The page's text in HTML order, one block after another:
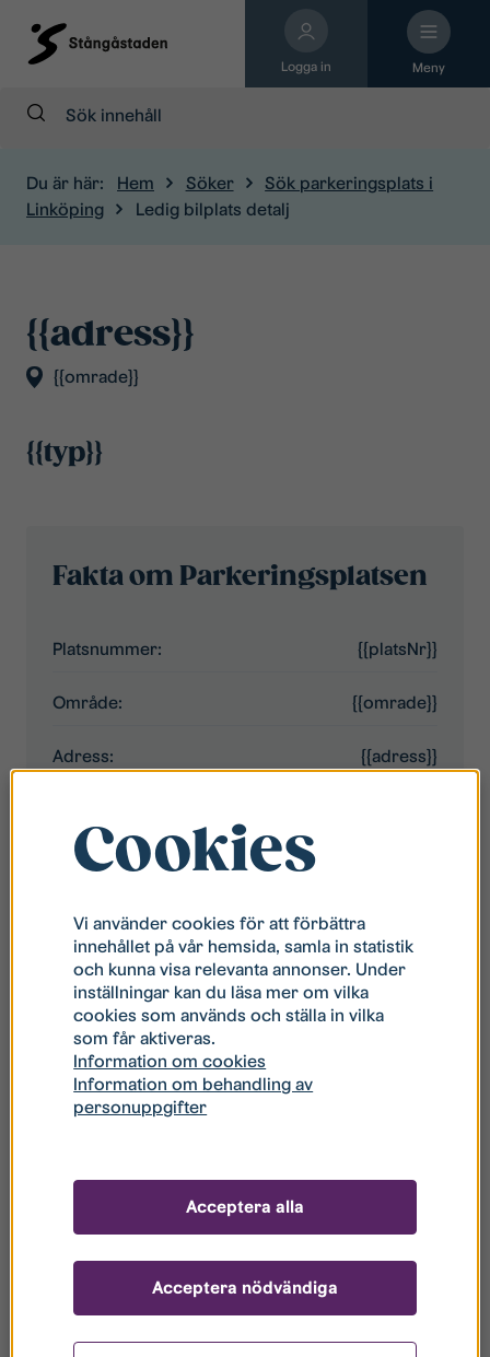
Logga in Meny
Sök:
Du är här: Hem Söker
Sök parkeringsplats i
Linköping
Ledig bilplats detalj
{{adress}}
{{omrade}}
{{typ}}
Fakta om Parkeringsplatsen
Platsnummer: {{platsNr}}
Område: {{omrade}}
Adress: {{adress}}
Hyra: {{hyra}} {{hyraEnhet}}
Tillträde: {{inflyttningDatum}}
Intresseanmälan
Cookies
Vi använder cookies för att förbättra
innehållet på vår hemsida, samla in statistik
och kunna visa relevanta annonser. Under
inställningar kan du läsa mer om vilka
cookies som används och ställa in vilka
som får aktiveras.
Information om cookies
Information om behandling av
personuppgifter
Acceptera nödvändiga
Acceptera alla